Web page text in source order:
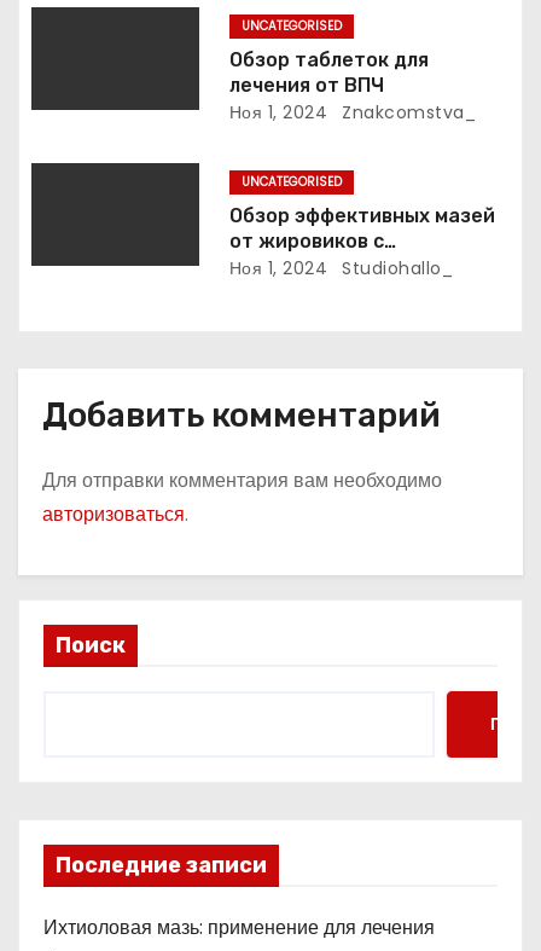
п
с
я
UNCATEGORISED
Обзор таблеток для
лечения от ВПЧ
Ноя 1, 2024 Znakcomstva_
UNCATEGORISED
Обзор эффективных мазей
от жировиков с
рассасывающим эффектом
Ноя 1, 2024 Studiohallo_
Добавить комментарий
Для отправки комментария вам необходимо
авторизоваться.
Поиск
Поиск
Последние записи
Ихтиоловая мазь: применение для лечения